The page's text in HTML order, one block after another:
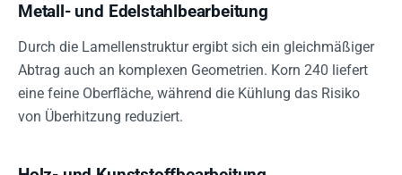
Metall- und Edelstahlbearbeitung
Durch die Lamellenstruktur ergibt sich ein gleichmäßiger
Abtrag auch an komplexen Geometrien. Korn 240 liefert
eine feine Oberfläche, während die Kühlung das Risiko
von Überhitzung reduziert.